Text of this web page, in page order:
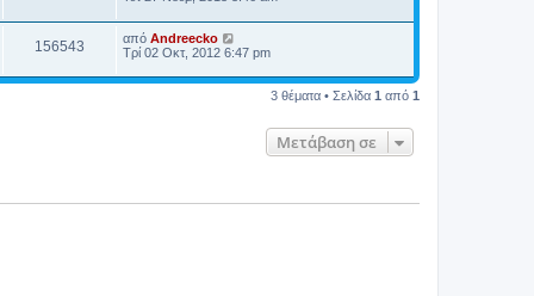
ς
η
η
156543 από Andreecko
Τρί 02 Οκτ, 2012 6:47 pm
3 θέματα • Σελίδα 1 από 1
Μετάβαση σε